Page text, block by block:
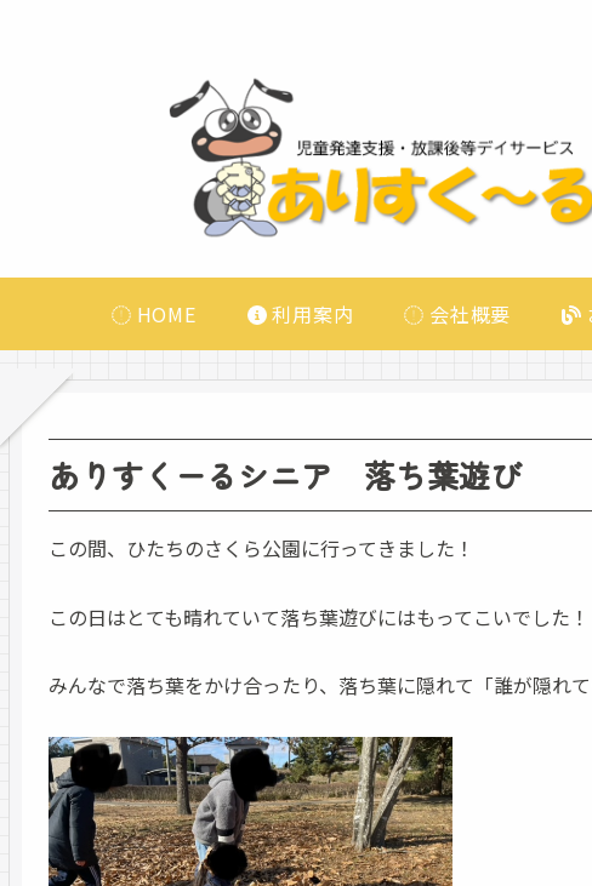
HOME 利用案内 会社概要
ありすくーるシニア 落ち葉遊び
この間、ひたちのさくら公園に行ってきました！
この日はとても晴れていて落ち葉遊びにはもってこいでした！
みんなで落ち葉をかけ合ったり、落ち葉に隠れて「誰が隠れ